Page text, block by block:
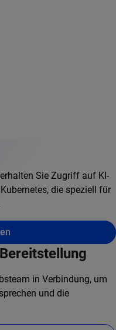
Sie Zugriff auf KI-
die speziell für
in Verbindung, um
und die